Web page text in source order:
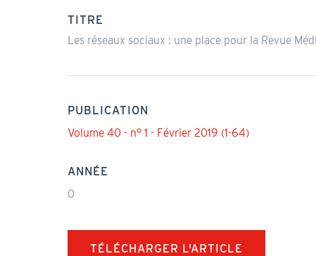
TITRE
Les réseaux sociaux : une place pour la Revue
PUBLICATION
Volume 40 - n° 1 - Février 2019 (1-64)
ANNÉE
0
TÉLÉCHARGER L'ARTICLE